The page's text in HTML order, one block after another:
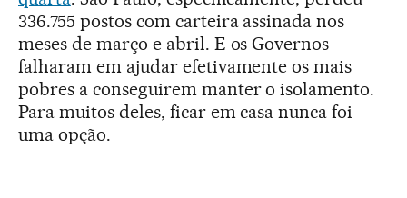
336.755 postos com carteira assinada nos
meses de março e abril. E os Governos
falharam em ajudar efetivamente os mais
pobres a conseguirem manter o isolamento.
Para muitos deles, ficar em casa nunca foi
uma opção.